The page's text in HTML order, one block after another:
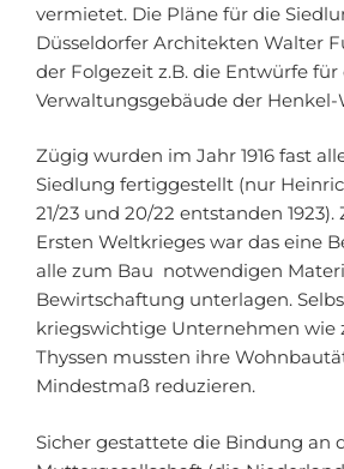
vermietet. Die Pläne für die
Düsseldorfer Architekten Walter
der Folgezeit z.B. die Entwürfe für
Verwaltungsgebäude der
Zügig wurden im Jahr 1916 fast
Siedlung fertiggestellt (nur
21/23 und 20/22 entstanden
Ersten Weltkrieges war das eine
alle zum Bau notwendigen
Bewirtschaftung unterlagen.
kriegswichtige Unternehmen wie
Thyssen mussten ihre
Mindestmaß reduzieren.
Sicher gestattete die Bindung an